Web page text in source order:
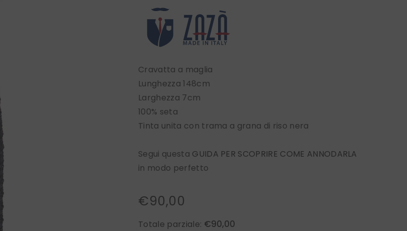
Cravatta a maglia
Lunghezza 148cm
Larghezza 7cm
100% seta
Tinta unita con trama a grana di riso nera
Segui questa GUIDA PER SCOPRIRE COME ANNODARLA
in modo perfetto
€90,00
Totale parziale: €90,00